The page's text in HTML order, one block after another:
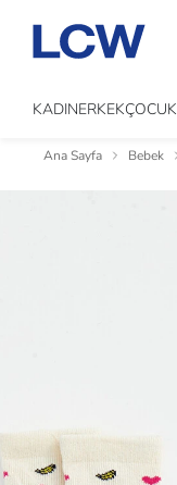
KADINERKEKÇOCUK
Ana Sayfa Bebek